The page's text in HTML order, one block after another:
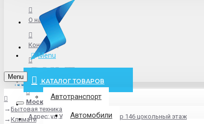
О нас
Контакты
info@pxlt.ru
Москва
Адрес: ул.Угрешская дом 2, стр 146 цокольный этаж
Везде
Menu
КАТАЛОГ ТОВАРОВ
Автотранспорт
Автомобили
Menu
Бытовая техника
Климатическая техника